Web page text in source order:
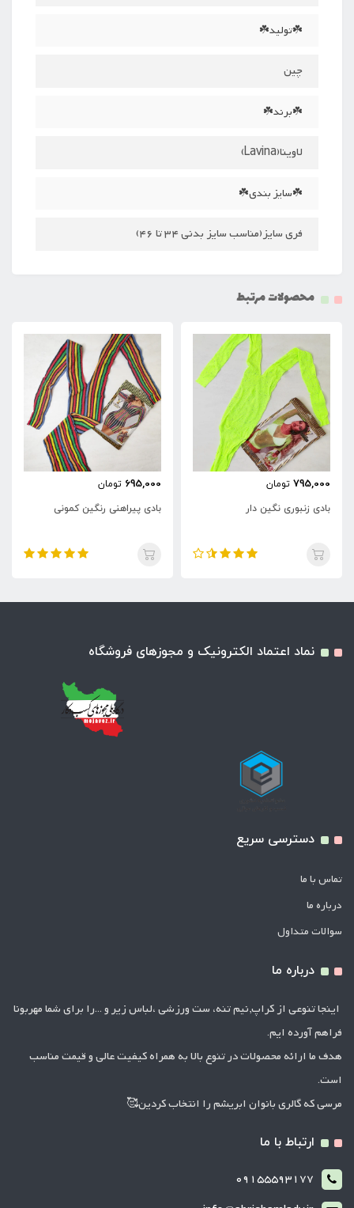
☘️تولید☘️
چین
☘️برند☘️
لاوینا(Lavina)
☘️سایز بندی☘️
فری سایز(مناسب سایز بدنی 34 تا 46)
محصولات مرتبط
795,000 تومان
بادی زنبوری نگین دار
695,000 تومان
بادی پیراهنی رنگین کمونی
نماد اعتماد الکترونیک و مجوزهای فروشگاه
دسترسی سریع
تماس با ما
درباره ما
سوالات متداول
درباره ما
اینجا تنوعی از کراپ,نیم تنه، ست ورزشی ،لباس زیر و ...را برای شما مهربونا
فراهم آورده ایم.
هدف ما ارائه محصولات در تنوع بالا به همراه کیفیت عالی و قیمت مناسب
است.
مرسی که گالری بانوان ابریشم را انتخاب کردین🥰
ارتباط با ما
09155593177